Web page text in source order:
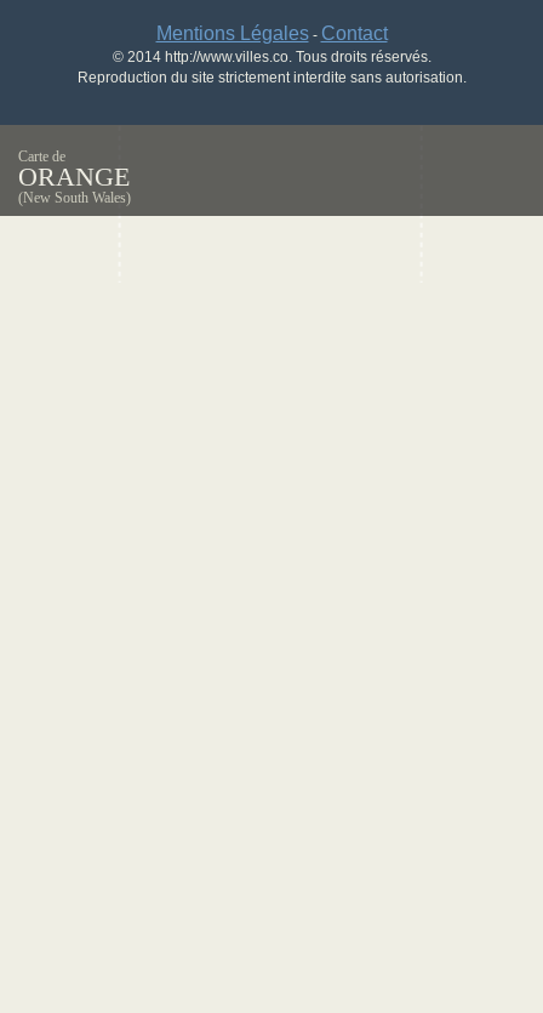
Mentions Légales- Contact
© 2014 http://www.villes.co. Tous droits réservés.
Reproduction du site strictement interdite sans autorisation.
Carte de
ORANGE
(New South Wales)